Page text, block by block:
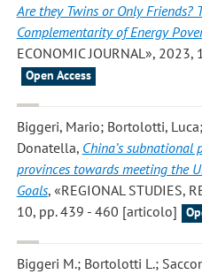
Are they Twins or Only Friends?
Complementarity of Energy
ECONOMIC JOURNAL»,
Open Access
Biggeri, Mario; Bortolotti,
Donatella, China’s subnational
provinces towards meeting the
Goals, «REGIONAL STUDIES,
10, pp. 439 - 460 [articolo]
Biggeri M.; Bortolotti L.;